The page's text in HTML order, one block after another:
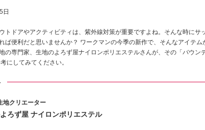
日
トドアやアクティビティは、紫外線対策が重要ですよね。そんな時にサ
ば便利だと思いませんか？ ワークマンの今季の新作で、そんなアイテ
の専門家、生地のよろず屋ナイロンポリエステルさんが、その「バウ
にしてみてください。
地クリエーター
ろず屋 ナイロンポリエステル